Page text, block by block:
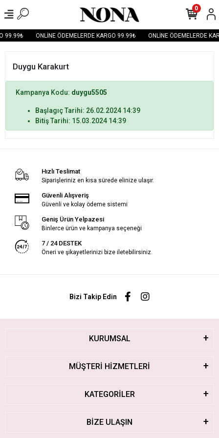
99.99₺ ONLİNE ÖDEMELERDE KARGO 99.99₺ ONLİNE ÖDEMELERDE
0
Duygu Karakurt
Kampanya Kodu: duygu5505
Başlagıç Tarihi: 26.02.2024 14:39
Bitiş Tarihi: 15.03.2024 14:39
Hızlı Teslimat
Siparişleriniz en kısa sürede elinize ulaşır.
Güvenli Alışveriş
Güvenli ve kolay ödeme sistemi
Geniş Ürün Yelpazesi
Binlerce ürün ve kampanya seçeneği
7 / 24 DESTEK
Öneri ve şikayetlerinizi bize iletebilirsiniz.
Bizi Takip Edin
KURUMSAL
MÜŞTERİ HİZMETLERİ
KATEGORİLER
BİZE ULAŞIN